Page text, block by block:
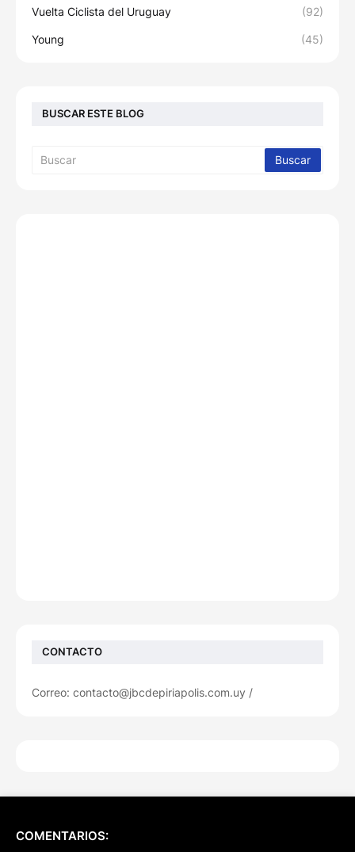
Vuelta Ciclista del Uruguay (92)
Young (45)
BUSCAR ESTE BLOG
CONTACTO
Correo: contacto@jbcdepiriapolis.com.uy /
COMENTARIOS: